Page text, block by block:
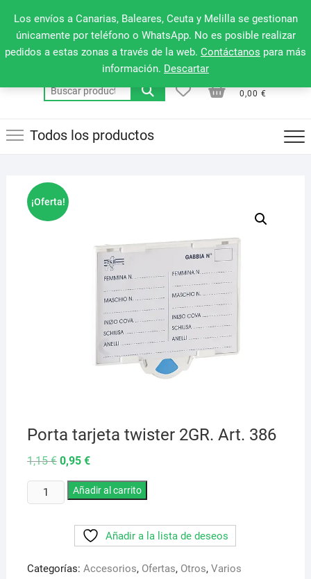
Los envíos a Canarias, Baleares, Ceuta y Melilla se gestionan
únicamente por teléfono o WhatsApp. No es posible realizar
pedidos a estas zonas a través de la web. Contáctanos para más
información. Descartar
contenido
660 079 911
de
la
Buscar
por:
0,00 €
Todos los productos
¡Oferta!
Porta tarjeta twister 2GR. Art. 386
1,15€ El
precio
original
era:
1,15 €.
0,95 €El
actual
es:
0,95 €.
Porta
tarjeta
386
Añadir al carrito
Añadir a la lista de deseos
Categorías: Accesorios, Ofertas, Otros, Varios